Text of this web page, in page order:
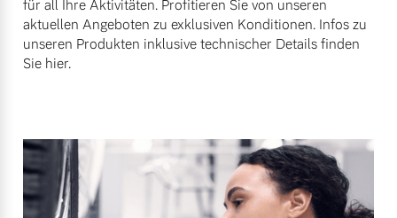
Mehr erfahren
Versicherung
für all Ihre Aktivitäten. Profitieren Sie von unseren
aktuellen Angeboten zu exklusiven Konditionen. Infos zu
unseren Produkten inklusive technischer Details finden
Sie hier.